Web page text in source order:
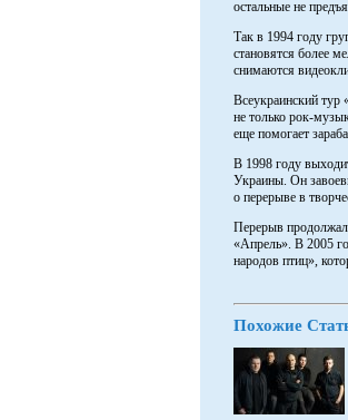
остальные не
Так в 1994 году
становятся более
снимаются
Всеукраинский тур
не только рок-
еще помогает
В 1998 году
Украины. Он
о перерыве в
Перерыв
«Апрель». В 2005
народов птиц»,
Похожие